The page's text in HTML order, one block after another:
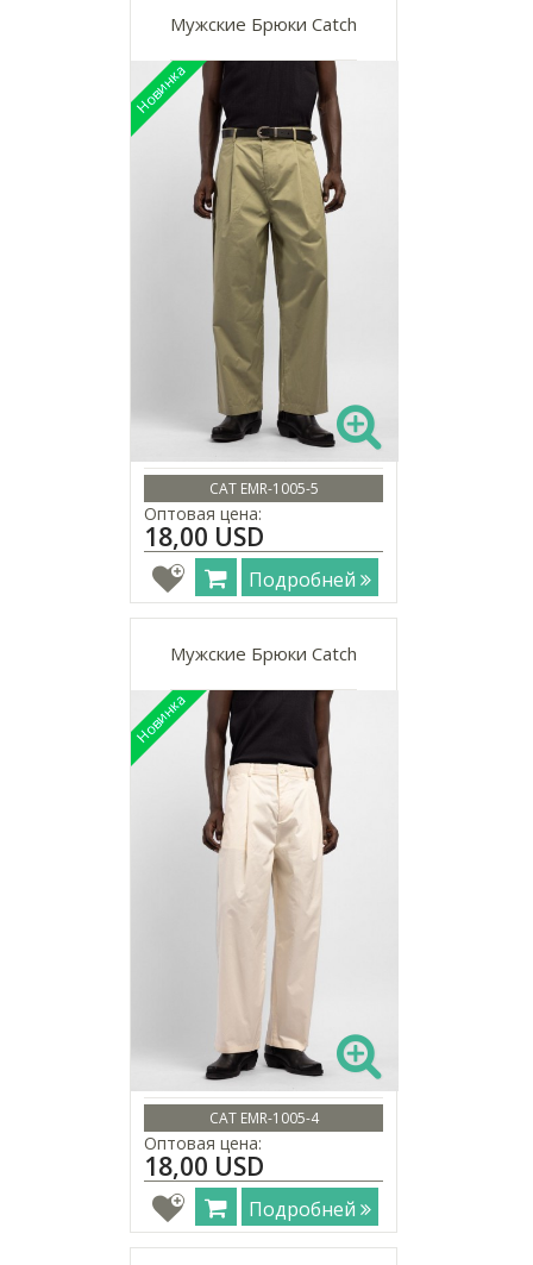
Мужские Брюки Catch
CAT EMR-1005-5
Оптовая цена:
18,00 USD
Подробней
Мужские Брюки Catch
CAT EMR-1005-4
Оптовая цена:
18,00 USD
Подробней